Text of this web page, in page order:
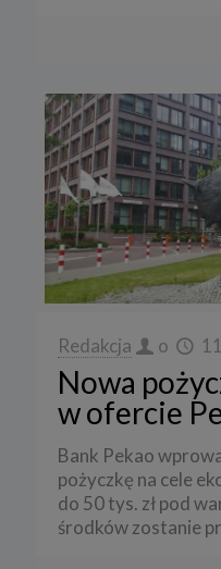
Redakcja o
Nowa
w ofercie
Bank Pekao
pożyczkę na cele
do 50 tys. zł pod
środków zostanie